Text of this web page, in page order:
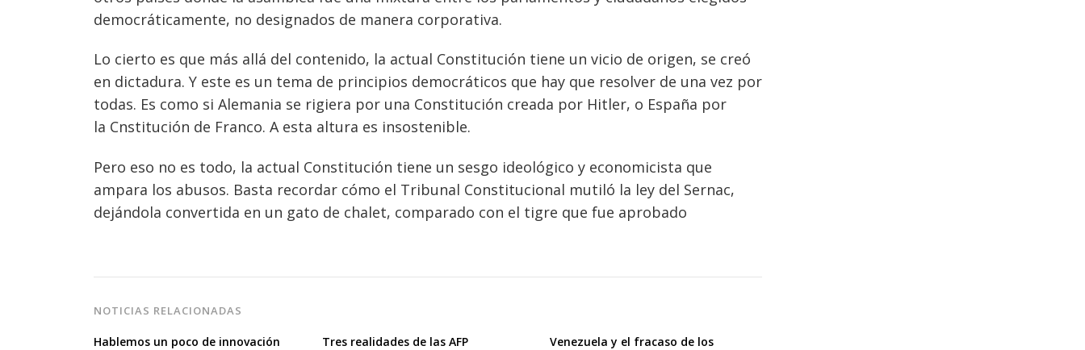
democráticamente, no designados de manera corporativa.
Lo cierto es que más allá del contenido, la actual Constitución tiene un vicio de origen, se creó
en dictadura. Y este es un tema de principios democráticos que hay que resolver de una vez por
todas. Es como si Alemania se rigiera por una Constitución creada por Hitler, o España por
la Cnstitución de Franco. A esta altura es insostenible.
Pero eso no es todo, la actual Constitución tiene un sesgo ideológico y economicista que
ampara los abusos. Basta recordar cómo el Tribunal Constitucional mutiló la ley del Sernac,
dejándola convertida en un gato de chalet, comparado con el tigre que fue aprobado
NOTICIAS RELACIONADAS
Hablemos un poco de innovación Tres realidades de las AFP Venezuela y el fracaso de los